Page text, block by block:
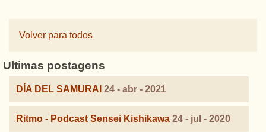
Volver para todos
Ultimas postagens
DÍA DEL SAMURAI 24 - abr - 2021
Ritmo - Podcast Sensei Kishikawa 24 - jul - 2020